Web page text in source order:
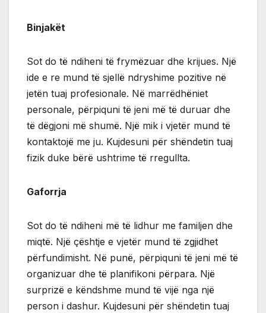
Binjakët
Sot do të ndiheni të frymëzuar dhe krijues. Një
ide e re mund të sjellë ndryshime pozitive në
jetën tuaj profesionale. Në marrëdhëniet
personale, përpiquni të jeni më të duruar dhe
të dëgjoni më shumë. Një mik i vjetër mund të
kontaktojë me ju. Kujdesuni për shëndetin tuaj
fizik duke bërë ushtrime të rregullta.
Gaforrja
Sot do të ndiheni më të lidhur me familjen dhe
miqtë. Një çështje e vjetër mund të zgjidhet
përfundimisht. Në punë, përpiquni të jeni më të
organizuar dhe të planifikoni përpara. Një
surprizë e këndshme mund të vijë nga një
person i dashur. Kujdesuni për shëndetin tuaj